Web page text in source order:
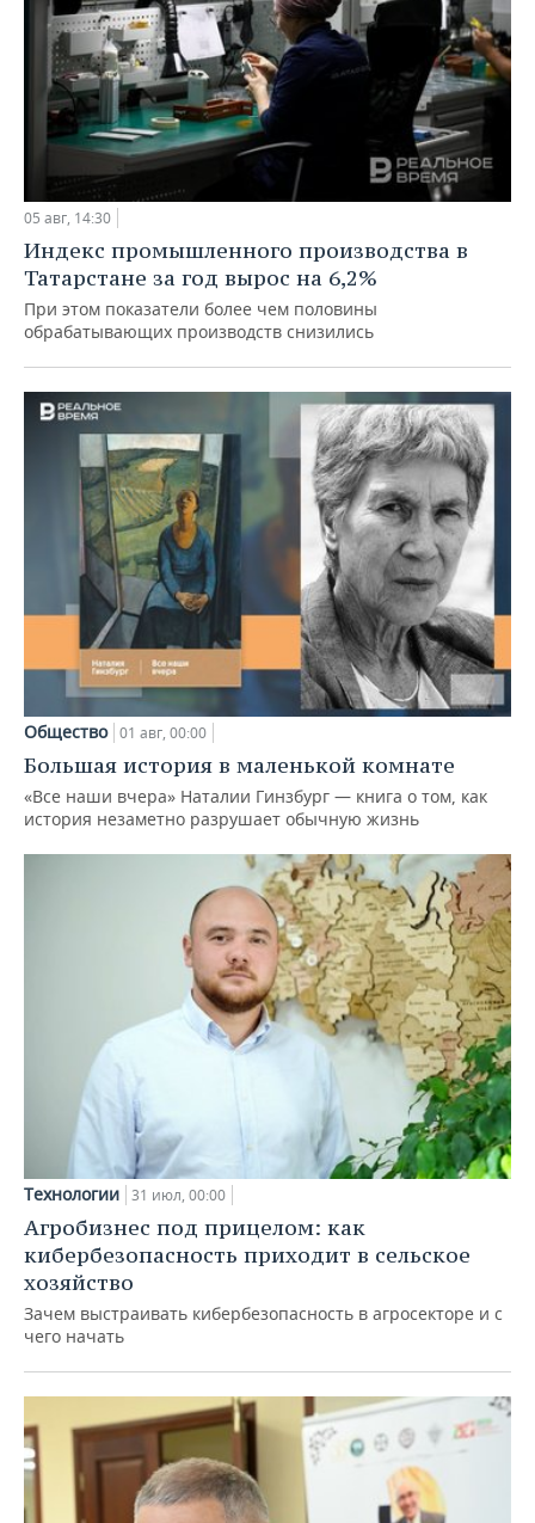
05 авг, 14:30
Индекс промышленного производства в
Татарстане за год вырос на 6,2%
При этом показатели более чем половины
обрабатывающих производств снизились
Общество 01 авг, 00:00
Большая история в маленькой комнате
«Все наши вчера» Наталии Гинзбург — книга о том, как
история незаметно разрушает обычную жизнь
Технологии 31 июл, 00:00
Агробизнес под прицелом: как
кибербезопасность приходит в сельское
хозяйство
Зачем выстраивать кибербезопасность в агросекторе и с
чего начать